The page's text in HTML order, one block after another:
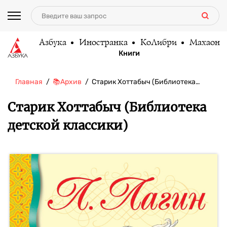
Азбука Иностранка КоЛибри Махаон
Книги
Главная 📚Архив Старик Хоттабыч (Библиотека…
Старик Хоттабыч (Библиотека
детской классики)